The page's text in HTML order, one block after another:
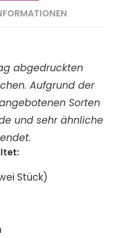
abgedruckten
Aufgrund der
Sorten
und sehr ähnliche
Stück)